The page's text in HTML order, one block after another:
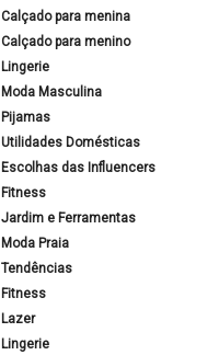
Calçado para menina
Calçado para menino
Lingerie
Moda Masculina
Pijamas
Utilidades Domésticas
Escolhas das Influencers
Fitness
Jardim e Ferramentas
Moda Praia
Tendências
Fitness
Lazer
Lingerie